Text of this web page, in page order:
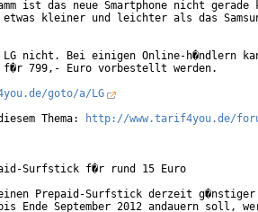
ist das neue Smartphone nicht
kleiner und leichter als das
LG nicht. Bei einigen Online-h�ndlern
f�r 799,- Euro vorbestellt werden.
goto/a/LG
Thema:
http://www.tarif4you.de/
Surfstick f�r rund 15 Euro
Prepaid-Surfstick derzeit g�nstiger
Ende September 2012 andauern soll,